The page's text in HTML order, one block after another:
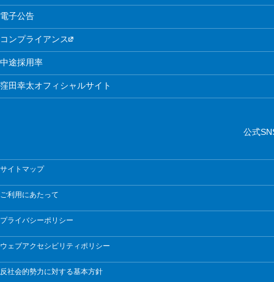
電子公告
コンプライアンス
中途採用率
窪田幸太オフィシャルサイト
公式
サイトマップ
ご利用にあたって
プライバシーポリシー
ウェブアクセシビリティポリシー
反社会的勢力に対する基本方針